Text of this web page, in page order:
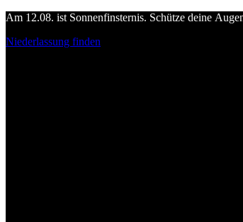
Am 12.08. ist Sonnenfinsternis. Schütze deine
Niederlassung finden